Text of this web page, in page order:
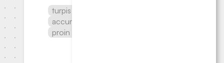
turpis
accumsan
proin